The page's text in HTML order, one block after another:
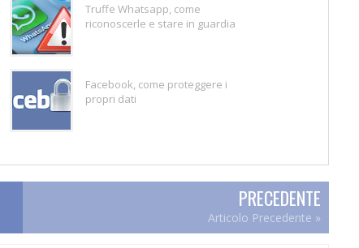
Truffe Whatsapp, come
riconoscerle e stare in guardia
Facebook, come proteggere i
propri dati
PRECEDENTE
Articolo Precedente »